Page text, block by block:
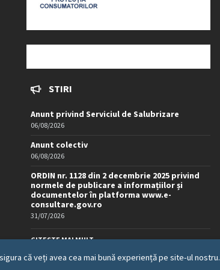
STIRI
Anunt privind Serviciul de Salubrizare
06/08/2026
Anunt colectiv
06/08/2026
ORDIN nr. 1128 din 2 decembrie 2025 privind
normele de publicare a informațiilor și
documentelor în platforma www.e-
consultare.gov.ro
31/07/2026
CITESTE MAI MULT...
că veți avea cea mai bună experiență pe site-ul nostru.